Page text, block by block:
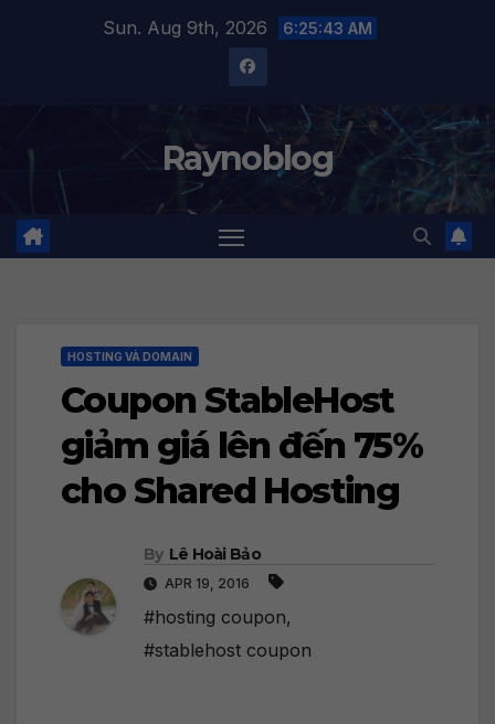
Sun. Aug 9th, 2026 6:25:44 AM
Raynoblog
HOSTING VÀ DOMAIN
Coupon StableHost
giảm giá lên đến 75%
cho Shared Hosting
By Lê Hoài Bảo
APR 19, 2016
#hosting coupon,
#stablehost coupon